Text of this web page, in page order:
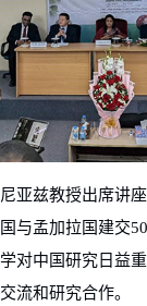
亚兹教授出席讲
与孟加拉国建交
对中国研究日益
流和研究合作。